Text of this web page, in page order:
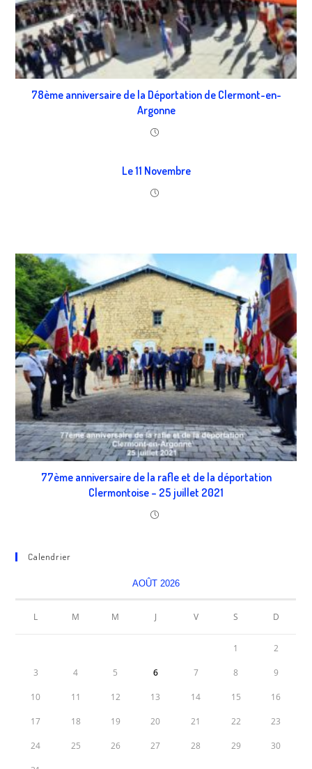
78ème anniversaire de la Déportation de Clermont-en-
Argonne
Le 11 Novembre
77ème anniversaire de la rafle et de la déportation
Clermontoise – 25 juillet 2021
Calendrier
AOÛT 2026
L M M J V S D
1 2
3 4 5 6 7 8 9
10 11 12 13 14 15 16
17 18 19 20 21 22 23
24 25 26 27 28 29 30